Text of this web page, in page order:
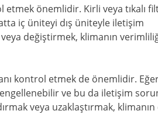
etmek önemlidir. Kirli veya tıkalı
iç üniteyi dış üniteyle iletişim
değiştirmek, klimanın
kontrol etmek de önemlidir.
ve bu da iletişim
veya uzaklaştırmak, klimanın